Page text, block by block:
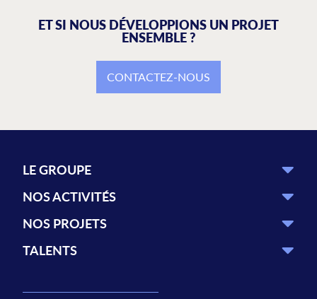
ET SI NOUS DÉVELOPPIONS UN PROJET
ENSEMBLE ?
CONTACTEZ-NOUS
LE GROUPE
NOS ACTIVITÉS
NOS PROJETS
TALENTS